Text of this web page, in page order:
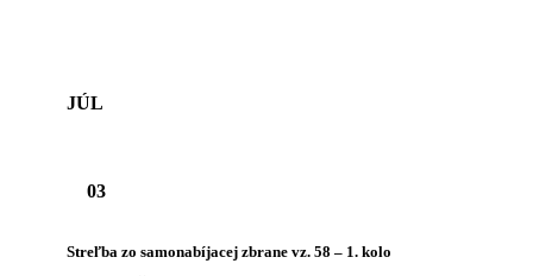
JÚL
03
Streľba zo samonabíjacej zbrane vz. 58 – 1. kolo